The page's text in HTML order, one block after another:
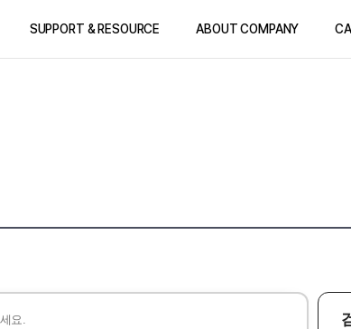
SUPPORT & RESOURCE ABOUT COMPANY